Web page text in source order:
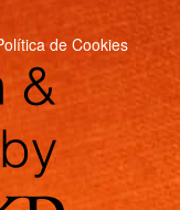
de Cookies